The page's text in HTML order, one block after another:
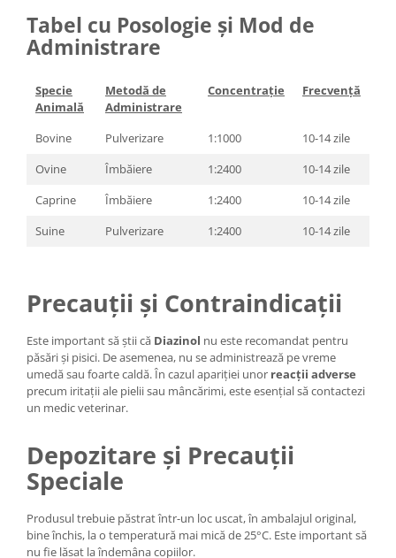
Tabel cu Posologie și Mod de
Administrare
Specie
Animală
Metodă de
Administrare
Concentrație Frecvență
Bovine Pulverizare 1:1000
10-14 zile
Ovine
Îmbăiere 1:2400
10-14 zile
Caprine
Îmbăiere 1:2400
10-14 zile
Suine
Pulverizare 1:2400 10-14 zile
Precauții și Contraindicații
Este important să știi că Diazinol nu este recomandat pentru
păsări și pisici. De asemenea, nu se administrează pe vreme
umedă sau foarte caldă. În cazul apariției unor reacții adverse
precum iritații ale pielii sau mâncărimi, este esențial să contactezi
un medic veterinar.
Depozitare și Precauții
Speciale
Produsul trebuie păstrat într-un loc uscat, în ambalajul original,
bine închis, la o temperatură mai mică de 25°C. Este important să
nu fie lăsat la îndemâna copiilor.